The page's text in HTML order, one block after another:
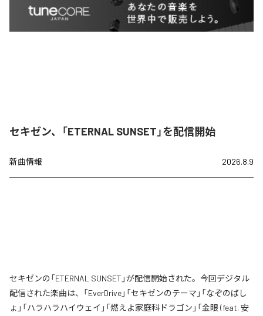
セキゼン、「ETERNAL SUNSET」を配信開始
新曲情報 2026.8.9
セキゼンの「ETERNAL SUNSET」が配信開始された。今回デジタル
配信された楽曲は、「EverDrive」「セキゼンのテーマ」「なぞのばし
ょ」「ハラハラハイウェイ」「燃えよ家庭科ドラゴン」「金眼 (feat. 安